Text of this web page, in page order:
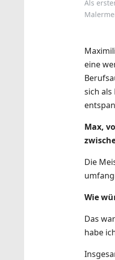
Als
eine
sich
Max,
Die
Wie
Das
habe